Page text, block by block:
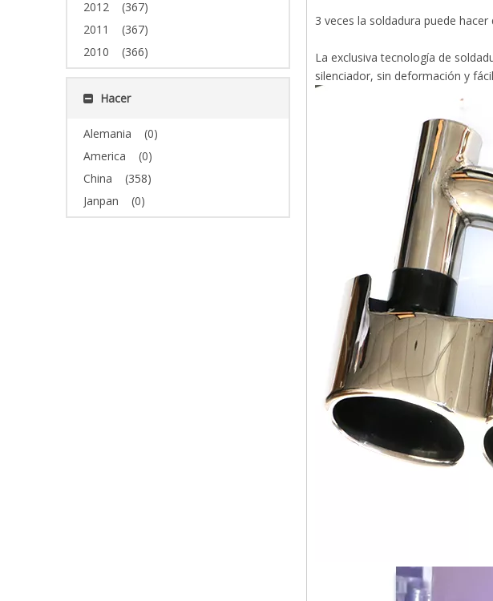
2012
(367)
2011
(367)
2010
(366)
Hacer
Alemania
(0)
America
(0)
China
(358)
Janpan
(0)
3 veces la soldadura puede
La exclusiva tecnología de
silenciador, sin deformación y